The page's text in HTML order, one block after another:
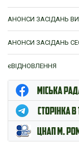
АНОНСИ ЗАСІДАНЬ
АНОНСИ ЗАСІДАНЬ
єВІДНОВЛЕННЯ
ЦНАП м. Ромни